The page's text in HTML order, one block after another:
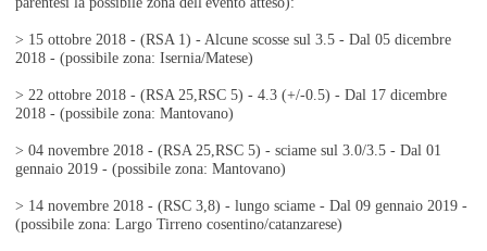
> 15 ottobre 2018 - (RSA 1) - Alcune scosse sul 3.5 - Dal 05 dicembre
2018 - (possibile zona: Isernia/Matese)
> 22 ottobre 2018 - (RSA 25,RSC 5) - 4.3 (+/-0.5) - Dal 17 dicembre
2018 - (possibile zona: Mantovano)
> 04 novembre 2018 - (RSA 25,RSC 5) - sciame sul 3.0/3.5 - Dal 01
gennaio 2019 - (possibile zona: Mantovano)
> 14 novembre 2018 - (RSC 3,8) - lungo sciame - Dal 09 gennaio 2019 -
(possibile zona: Largo Tirreno cosentino/catanzarese)